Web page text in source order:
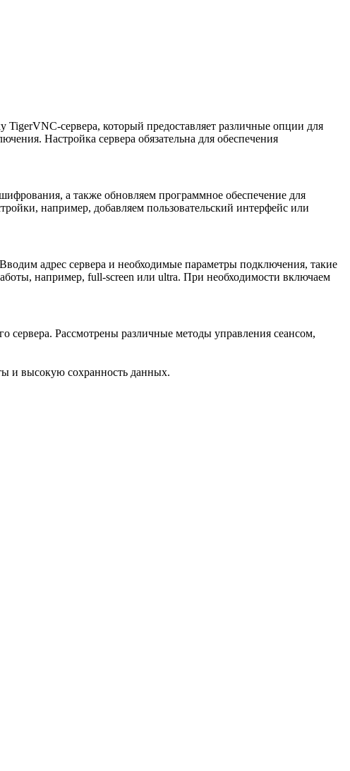
сервера, который предоставляет различные опции для
Настройка сервера обязательна для обеспечения
а также обновляем программное обеспечение для
например, добавляем пользовательский интерфейс или
адрес сервера и необходимые параметры подключения, такие
например, full-screen или ultra. При необходимости включаем
сервера. Рассмотрены различные методы управления сеансом,
и высокую сохранность данных.